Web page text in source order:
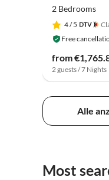
2 Bedrooms
4/ 5
Free
from
2 guests / 7 Nights
Alle
Most